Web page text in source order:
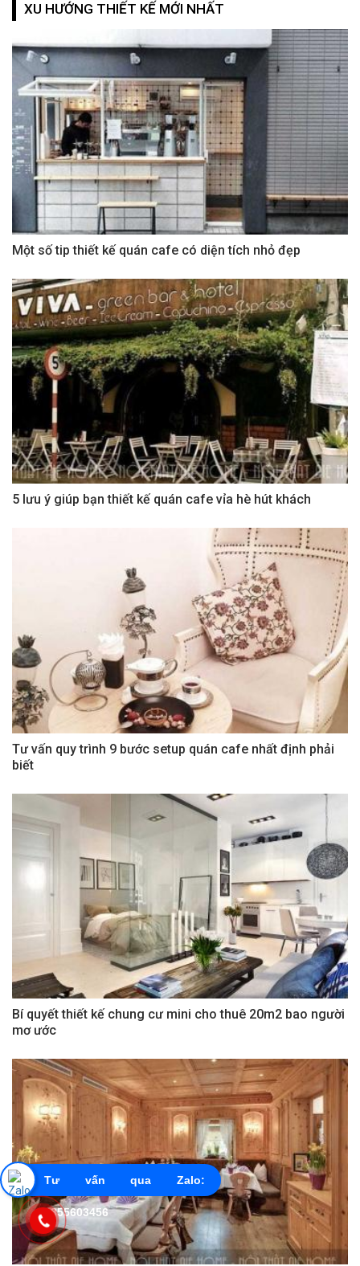
XU HƯỚNG THIẾT KẾ MỚI NHẤT
Một số tip thiết kế quán cafe có diện tích nhỏ đẹp
5 lưu ý giúp bạn thiết kế quán cafe vỉa hè hút khách
Tư vấn quy trình 9 bước setup quán cafe nhất định phải
biết
Bí quyết thiết kế chung cư mini cho thuê 20m2 bao người
mơ ước
Tư vấn qua Zalo:
0855603456